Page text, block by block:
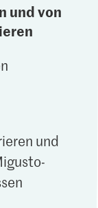
und von
und